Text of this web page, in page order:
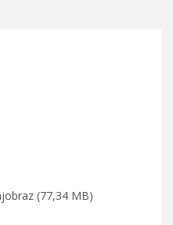
(77,34 MB)